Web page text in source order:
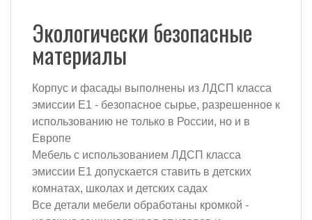
Экологически безопасные
материалы
Корпус и фасады выполнены из ЛДСП класса
эмиссии Е1 - безопасное сырье, разрешенное к
использованию не только в России, но и в
Европе
Мебель с использованием ЛДСП класса
эмиссии Е1 допускается ставить в детских
комнатах, школах и детских садах
Все детали мебели обработаны кромкой -